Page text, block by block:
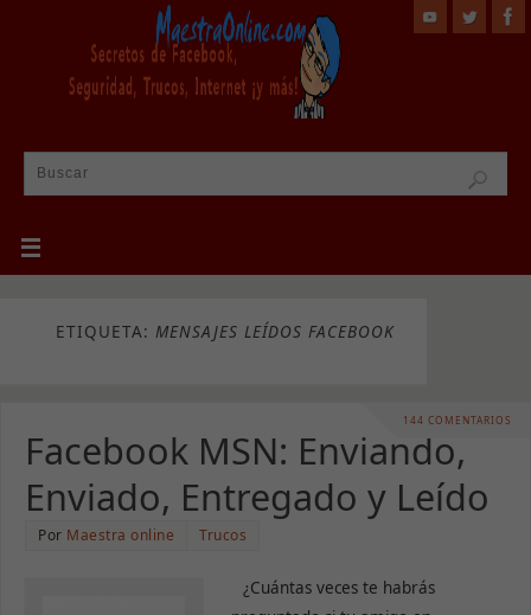
ETIQUETA: MENSAJES LEÍDOS FACEBOOK
144 COMENTARIOS
Facebook MSN: Enviando,
Enviado, Entregado y Leído
Por Maestra online Trucos
¿Cuántas veces te habrás